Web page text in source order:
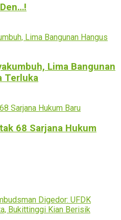
Lima Bangunan
Terluka
68 Sarjana Hukum